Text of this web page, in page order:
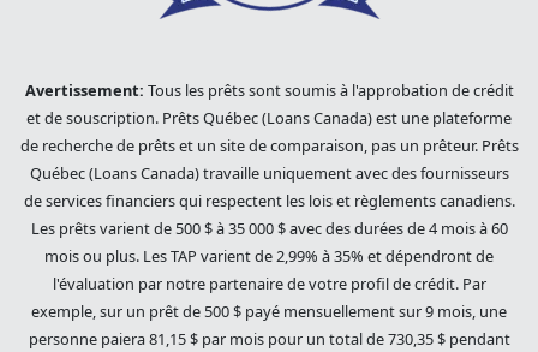
Avertissement: Tous les prêts sont soumis à l'approbation de crédit
et de souscription. Prêts Québec (Loans Canada) est une plateforme
de recherche de prêts et un site de comparaison, pas un prêteur. Prêts
Québec (Loans Canada) travaille uniquement avec des fournisseurs
de services financiers qui respectent les lois et règlements canadiens.
Les prêts varient de 500 $ à 35 000 $ avec des durées de 4 mois à 60
mois ou plus. Les TAP varient de 2,99% à 35% et dépendront de
l'évaluation par notre partenaire de votre profil de crédit. Par
exemple, sur un prêt de 500 $ payé mensuellement sur 9 mois, une
personne paiera 81,15 $ par mois pour un total de 730,35 $ pendant